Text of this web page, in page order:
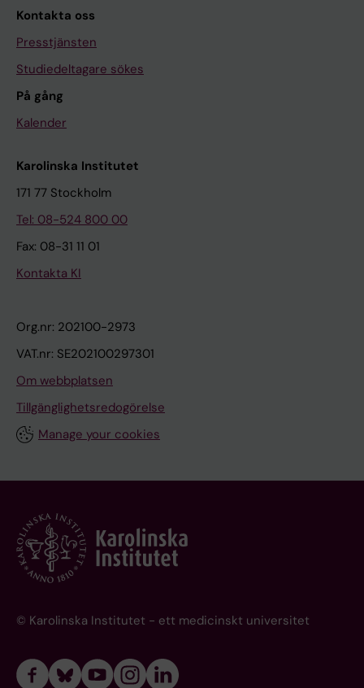
Kontakta oss
Presstjänsten
Studiedeltagare sökes
På gång
Kalender
Karolinska Institutet
171 77 Stockholm
Tel: 08-524 800 00
Fax: 08-31 11 01
Kontakta KI
Org.nr: 202100-2973
VAT.nr: SE202100297301
Om webbplatsen
Tillgänglighetsredogörelse
Manage your cookies
© Karolinska Institutet - ett medicinskt universitet